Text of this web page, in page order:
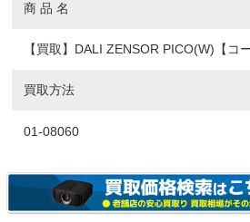
商 品 名
【買取】DALI ZENSOR PICO(W)【コ
買取方法
01-08060